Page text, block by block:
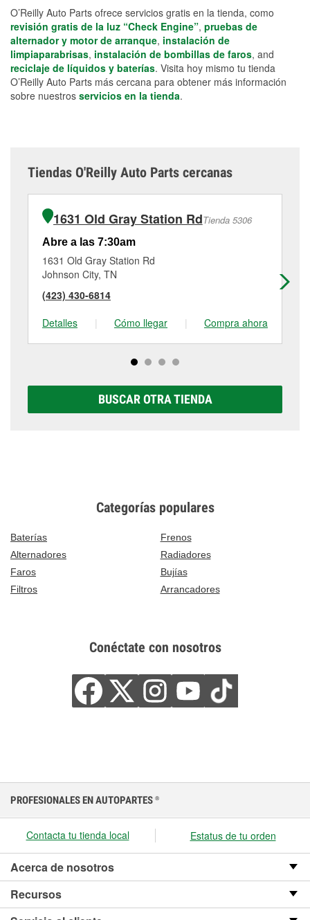
O’Reilly Auto Parts ofrece servicios gratis en la tienda, como
revisión gratis de la luz “Check Engine”, pruebas de
alternador y motor de arranque, instalación de
limpiaparabrisas, instalación de bombillas de faros, and
reciclaje de líquidos y baterías. Visita hoy mismo tu tienda
O’Reilly Auto Parts más cercana para obtener más información
sobre nuestros servicios en la tienda.
Tiendas O'Reilly Auto Parts cercanas
1631 Old Gray Station RdTienda 5306
Abre a las 7:30am
1631 Old Gray Station Rd
Johnson City, TN
(423) 430-6814
Detalles
| Cómo llegar | Compra ahora
BUSCAR OTRA TIENDA
Categorías populares
Baterías
Frenos
Alternadores
Radiadores
Faros
Bujías
Filtros
Arrancadores
Conéctate con nosotros
PROFESIONALES EN AUTOPARTES ®
Contacta tu tienda local Estatus de tu orden
Acerca de nosotros
Recursos